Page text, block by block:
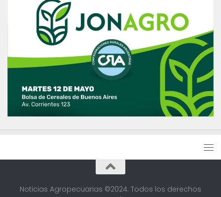
Noticias Agropecuarias ©2024. Todos los derechos